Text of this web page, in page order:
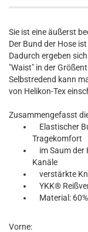
Sie ist eine äußerst
Der Bund der Hose
Dadurch ergeben
"Waist" in der
Selbstredend kann
von Helikon-Tex
Zusammengefasst
Elastischer
Tragekomfort
im Saum der
Kanäle
verstärkte
YKK®
Material:
Vorne: